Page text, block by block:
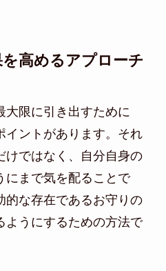
高めるアプローチ
大限に引き出すために
イントがあります。それ
けではなく、自分自身の
にまで気を配ることで
的な存在であるお守りの
ようにするための方法で